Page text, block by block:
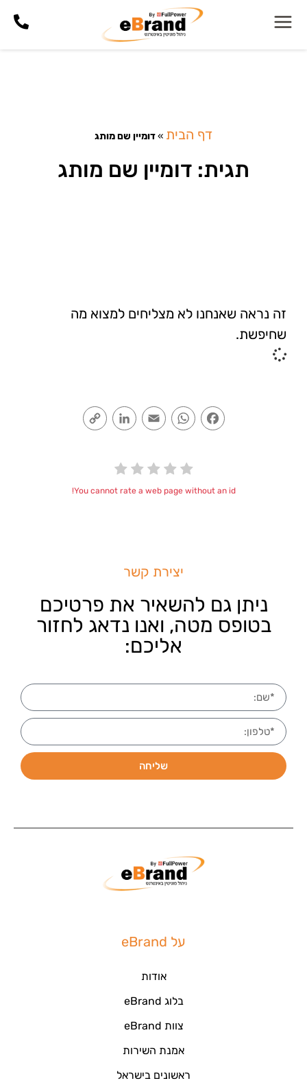
דף הבית »דומיין שם מותג
תגית: דומיין שם מותג
זה נראה שאנחנו לא מצליחים למצוא מה
שחיפשת.
Facebook
WhatsApp
Email
LinkedIn
You cannot rate a web page without an id!
יצירת קשר
ניתן גם להשאיר את פרטיכם
בטופס מטה, ואנו נדאג לחזור
אליכם:
שליחה
על eBrand
אודות
בלוג eBrand
צוות eBrand
אמנת השירות
ראשונים בישראל